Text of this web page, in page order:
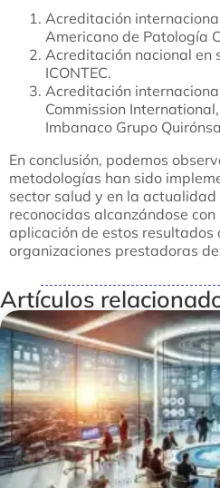
Acreditación
Americano de Patología
Acreditación nacional en
ICONTEC.
Acreditación
Commission
Imbanaco Grupo
En conclusión, podemos
metodologías han sido
sector salud y en la
reconocidas alcanzándose
aplicación de estos resultados
organizaciones prestadoras
Artículos